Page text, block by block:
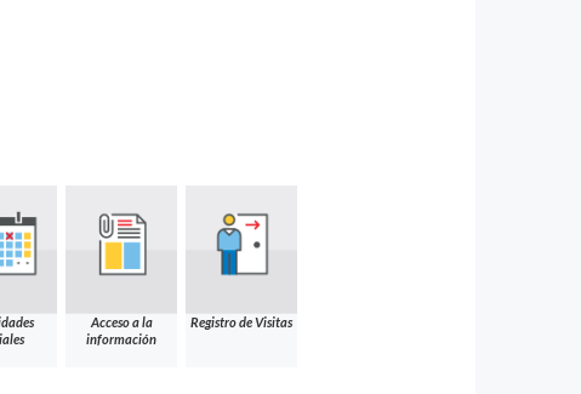
Acceso a la
información
Registro de Visitas